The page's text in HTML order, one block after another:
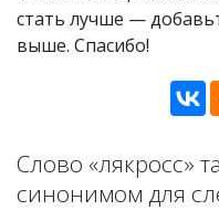
стать лучше —
выше. Спасибо!
Слово «лякросс»
синонимом для